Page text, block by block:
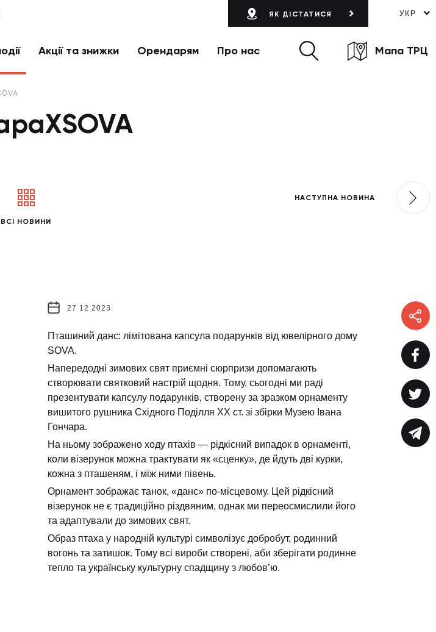
ЯК ДІСТАТИСЯ УКР
Акції та знижки Орендарям Про нас Мапа ТРЦ
ВСІ НОВИНИ
НАСТУПНА НОВИНА
27 12 2023
Пташиний данс: лімітована капсула подарунків від ювелірного дому
SOVA.
Напередодні зимових свят приємні сюрпризи допомагають
створювати святковий настрій щодня. Тому, сьогодні ми раді
презентувати капсулу подарунків, створену за зразком орнаменту
вишитого рушника Східного Поділля ХХ ст. зі збірки Музею Івана
Гончара.
На ньому зображено ходу птахів — рідкісний випадок в орнаменті,
коли візерунок можна трактувати як «сценку», де йдуть дві курки,
кожна з пташеням, і між ними півень.
Орнамент зображає танок, «данс» по-місцевому. Цей рідкісний
візерунок не є традиційно різдвяним, однак ми переосмислили його
та адаптували до зимових свят.
Образ птаха у народній культурі символізує добробут, родинний
вогонь та затишок. Тому всі вироби створені, аби зберігати родинне
тепло та українську культурну спадщину з любов’ю.